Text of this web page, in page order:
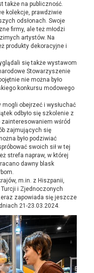
także na publiczność.
kolekcje, prawdziwie
odsłonach. Swoje
firmy, ale też młodzi
artystów. Na
produkty dekoracyjne i
się także wystawom
Stowarzyszenie
nie można było
konkursu modowego
obejrzeć i wysłuchać
odbyło się szkolenie z
wśród
zajmujących się
było podziwiać
swoich sił w tej
strefa napraw, w której
dawny blask
m.in. z Hiszpanii,
i Zjednoczonych
zapowiada się jeszcze
21-23.03.2024.